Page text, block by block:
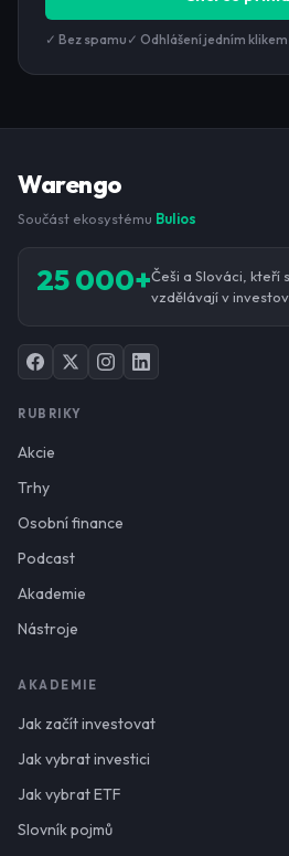
✓ Bez spamu ✓ Odhlášení jedním klikem
Warengo
Součást ekosystému Bulios
25 000+Češi a Slováci, kteří
vzdělávají v
RUBRIKY
Akcie
Trhy
Osobní finance
Podcast
Akademie
Nástroje
AKADEMIE
Jak začít investovat
Jak vybrat investici
Jak vybrat ETF
Slovník pojmů